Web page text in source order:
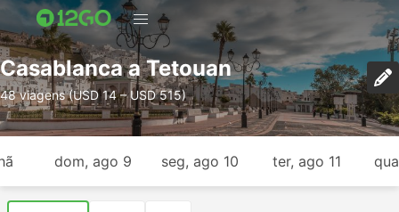
Casablanca a Tetouan
48 viagens (USD 14 – USD 515)
dom, ago 9 seg, ago 10 ter, ago 11